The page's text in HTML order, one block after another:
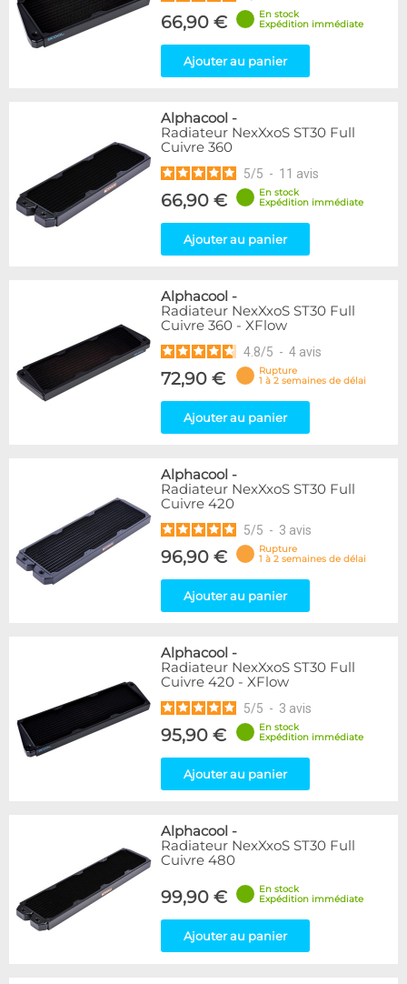
66,90 €
En stock
Expédition immédiate
Ajouter au panier
Alphacool -
Radiateur NexXxoS ST30 Full
Cuivre 360
5/5 - 11 avis
66,90 €
En stock
Expédition immédiate
Ajouter au panier
Alphacool -
Radiateur NexXxoS ST30 Full
Cuivre 360 - XFlow
4.8/5 - 4 avis
72,90 €
Rupture
1 à 2 semaines de délai
Ajouter au panier
Alphacool -
Radiateur NexXxoS ST30 Full
Cuivre 420
5/5 - 3 avis
96,90 €
Rupture
1 à 2 semaines de délai
Ajouter au panier
Alphacool -
Radiateur NexXxoS ST30 Full
Cuivre 420 - XFlow
5/5 - 3 avis
95,90 €
En stock
Expédition immédiate
Ajouter au panier
Alphacool -
Radiateur NexXxoS ST30 Full
Cuivre 480
99,90 €
En stock
Expédition immédiate
Ajouter au panier